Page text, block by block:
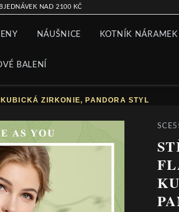
NAD 2100 KČ
NÁUŠNICE KOTNÍK NÁRAMEK
BALENÍ
ZIRKONIE, PANDORA STYL